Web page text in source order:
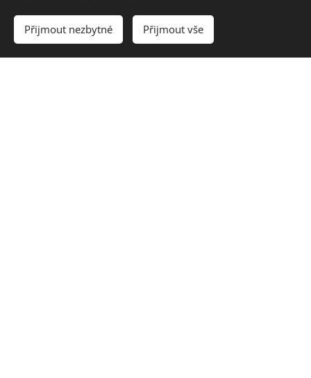
Přijmout nezbytné Přijmout vše